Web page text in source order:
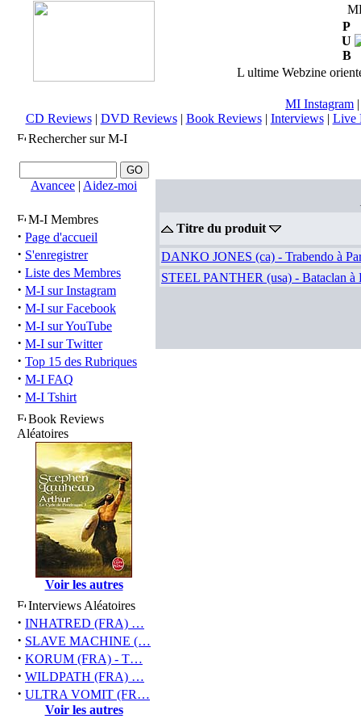
P
U
B
L ultime Webzine
MI Instagram
CD Reviews| DVD Reviews| Book Reviews| Interviews| Live
Rechercher sur M-I
Avancee | Aidez-moi
M-I Membres
· Page d'accueil
· S'enregistrer
· Liste des Membres
· M-I sur Instagram
· M-I sur Facebook
· M-I sur YouTube
· M-I sur Twitter
· Top 15 des Rubriques
· M-I FAQ
· M-I Tshirt
Book Reviews
Aléatoires
Voir les autres
Interviews Aléatoires
· INHATRED (FRA) …
· SLAVE MACHINE (…
· KORUM (FRA) - T…
· WILDPATH (FRA) …
· ULTRA VOMIT (FR…
Voir les autres
Titre du produit
DANKO JONES (ca) - Trabendo à
STEEL PANTHER (usa) - Bataclan à